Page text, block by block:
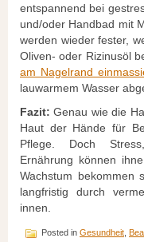
entspannend bei
und/oder Handbad mit
werden wieder fester,
Oliven- oder Rizinusöl
am Nagelrand
lauwarmem Wasser
Fazit: Genau wie die
Haut der Hände für
Pflege. Doch
Ernährung können
Wachstum bekommen
langfristig durch
innen.
Posted in Gesundheit